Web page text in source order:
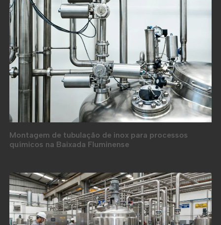
Montagem de tubulação de inox para processos
químicos na Baixada Fluminense